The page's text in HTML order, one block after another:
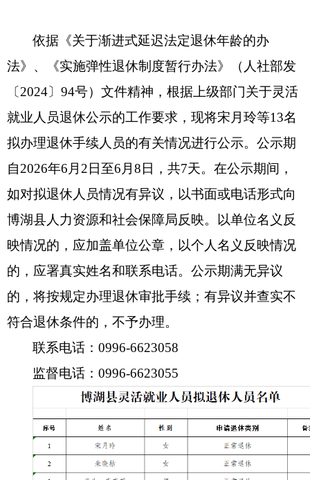
依据《关于渐进式延迟法定退休年龄的办
法》、《实施弹性退休制度暂行办法》（人社部发
〔 2024〕 94号）文件精神，根据上级部门关于灵活
就业人员退休公示的工作要求，现将宋月玲等13名
拟办理退休手续人员的有关情况进行公示。公示期
自2026年6 月 2 日至6 月 8 日，共7天。在公示期间，
如对拟退休人员情况有异议，以书面或电话形式向
博湖县人力资源和社会保障局反映。以单位名义反
映情况的，应加盖单位公章，以个人名义反映情况
的，应署真实姓名和联系电话。公示期满无异议
的，将按规定办理退休审批手续；有异议并查实不
符合退休条件的，不予办理。
联系电话：0996-6623058
监督电话：0996-6623055